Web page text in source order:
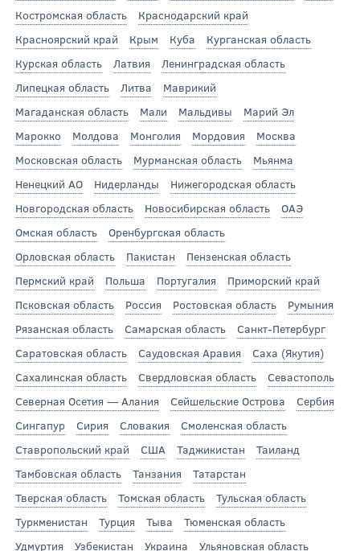
Костромская область
Краснодарский край
Красноярский край
Крым Куба
Курганская область
Курская область
Латвия
Ленинградская область
Липецкая область
Литва
Маврикий
Магаданская область
Мали Мальдивы
Марий Эл
Марокко
Молдова Монголия Мордовия
Москва
Московская область
Мурманская область
Мьянма
Ненецкий АО
Нидерланды
Нижегородская область
Новгородская область
Новосибирская область
ОАЭ
Омская область
Оренбургская область
Орловская область
Пакистан
Пензенская область
Пермский край
Польша Португалия
Приморский край
Псковская область
Россия Ростовская область
Румыния
Рязанская область
Самарская область
Санкт-Петербург
Саратовская область
Саудовская Аравия
Саха (Якутия)
Сахалинская область
Свердловская область
Севастополь
Северная Осетия — Алания
Сейшельские Острова
Сербия
Сингапур
Сирия Словакия
Смоленская область
Ставропольский край
США Таджикистан
Таиланд
Тамбовская область
Танзания
Татарстан
Тверская область
Томская область
Тульская область
Туркменистан
Турция Тыва
Тюменская область
Удмуртия
Узбекистан Украина
Ульяновская область